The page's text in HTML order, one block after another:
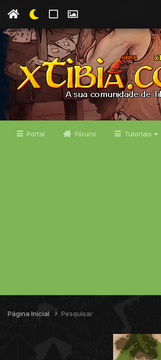
Portal Fóruns Tutoriais
Página Inicial Pesquisar